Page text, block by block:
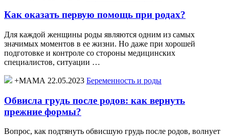
Как оказать первую помощь при родах?
Для каждой женщины роды являются одним из самых
значимых моментов в ее жизни. Но даже при хорошей
подготовке и контроле со стороны медицинских
специалистов, ситуации …
+МАМА 22.05.2023 Беременность и роды
Обвисла грудь после родов: как вернуть
прежние формы?
Вопрос, как подтянуть обвисшую грудь после родов, волнует